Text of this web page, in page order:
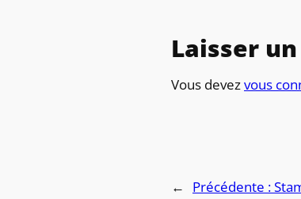
Laisser
Vous devezvous
← Précédente :